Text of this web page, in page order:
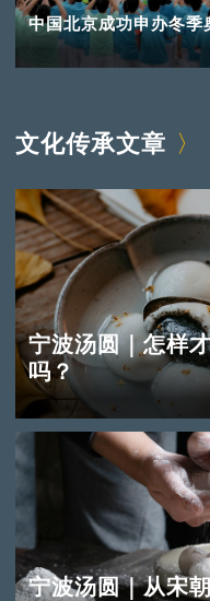
中国北京成功申办冬季
文化传承文章
宁波汤圆｜怎样
吗？
宁波汤圆｜从宋